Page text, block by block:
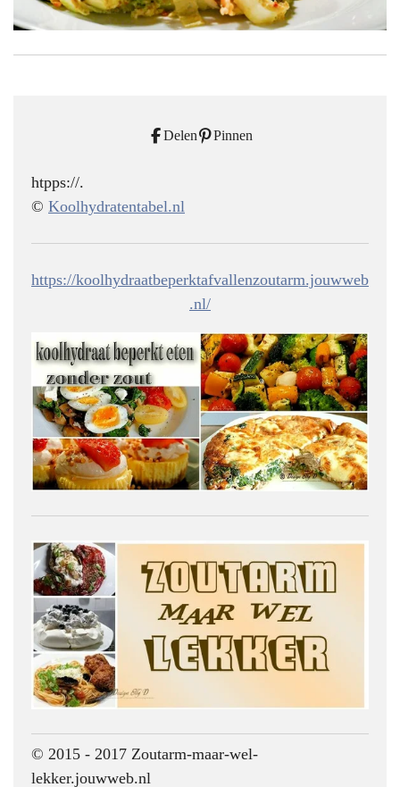
Delen Pinnen
htpps://.
© Koolhydratentabel.nl
https://koolhydraatbeperktafvallenzoutarm.jouwweb
.nl/
© 2015 - 2017 Zoutarm-maar-wel-
lekker.jouwweb.nl